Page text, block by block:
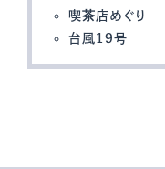
喫茶店めぐり
台風19号